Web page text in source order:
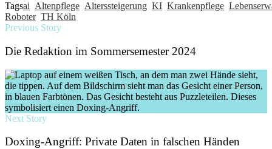
Tagsai Altenpflege Alterssteigerung KI Krankenpflege
Roboter TH Köln
Previous Story
Die Redaktion im Sommersemester 2024
Next Story
Doxing-Angriff: Private Daten in falschen Händen